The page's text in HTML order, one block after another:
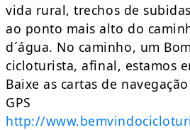
vida rural, trechos de
ao ponto mais alto do
d´água. No caminho, um
cicloturista, afinal, estamos
Baixe as cartas de
GPS
http://